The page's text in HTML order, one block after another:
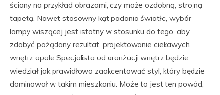
ściany na przykład obrazami, czy może ozdobną, strojną
tapetą. Nawet stosowny kąt padania światła, wybór
lampy wiszącej jest istotny w stosunku do tego, aby
zdobyć pożądany rezultat. projektowanie ciekawych
wnętrz opole Specjalista od aranżacji wnętrz będzie
wiedział jak prawidłowo zaakcentować styl, który będzie
dominował w takim mieszkaniu. Może to jest ten powód,